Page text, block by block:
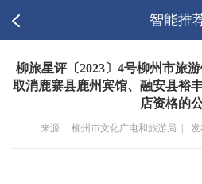
智能推
柳旅星评〔2023〕4号柳州市旅
取消鹿寨县鹿州宾馆、融安县裕
店资格的
来源： 柳州市文化广电和旅游局 | 发